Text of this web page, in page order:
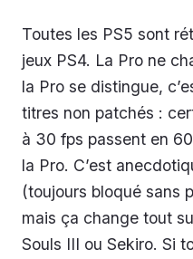
Toutes les PS5 sont
jeux PS4. La Pro ne
la Pro se distingue,
titres non patchés :
à 30 fps passent en
la Pro. C’est
(toujours bloqué sans
mais ça change tout
Souls III ou Sekiro. Si